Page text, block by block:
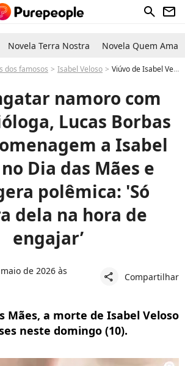
search newsletter
Novela Terra Nostra Novela Quem Ama
dos famosos Isabel Veloso Viúvo de Isabel Veloso presta homenagem à influencer morta no Dia das Mães e frase gera polêmica
namoro com
Lucas Borbas
a Isabel
Dia das Mães e
polêmica: 'Só
dela na hora de
engajar’
de 2026 às
share Compartilhar
Mães, a morte de Isabel Veloso
neste domingo (10).